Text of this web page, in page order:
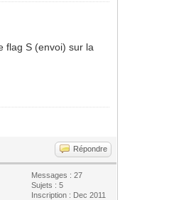
flag S (envoi) sur la
Répondre
Messages : 27
Sujets : 5
Inscription : Dec 2011